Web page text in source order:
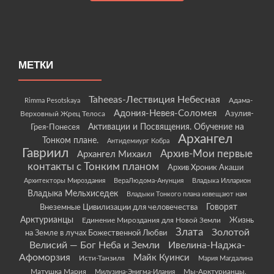
МЕТКИ
Rimma Pesotskaya Taheeas-Лествиция Небесная
Адама-
Верховный Жрец Телоса
Адония-Невея-Соломея
Азулия-
Грея-Понесея
Активации и Посвящения. Обучение на
Тонком плане.
Антидемиург Кобра
Архангел
Гавриил
Архангел Михаил
Архив-Мои первые
контакты с Тонким планом
Архив Хроник Акаши
Архитекторы Мироздания ВераЛюдома-Анунция Владыка Илларион
Владыка Мельхиседек Владыки Тонкого плана извещают нам
Внеземные Цивилизации для человечества
Говорят
Арктурианцы
Единение Мироздания для Новой Земли
Жизнь
на Земле в лучах Божественной Любви
Злата
Золотой
Велисий — Бог Неба и Земли
Ивелина-Наджа-
Афоморзия
Исти-Танзиля Майк Куинси Мария Магдалина
Матушка Мария Милузина-Энигма-Илания Мы-Арктурианцы.